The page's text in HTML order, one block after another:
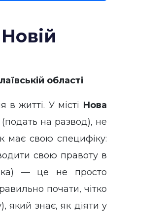
області
житті. У місті Нова
(подать на развод), не
має свою специфіку:
свою правоту в
— це не просто
почати, чітко
який знає, як діяти у